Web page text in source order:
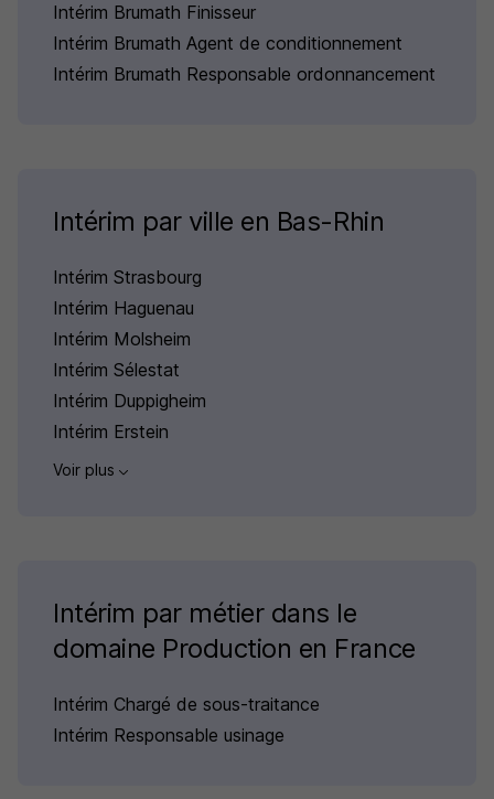
Intérim Brumath Finisseur
Intérim Brumath Agent de conditionnement
Intérim Brumath Responsable ordonnancement
Intérim par ville en Bas-Rhin
Intérim Strasbourg
Intérim Haguenau
Intérim Molsheim
Intérim Sélestat
Intérim Duppigheim
Intérim Erstein
Voir plus
Intérim par métier dans le
domaine Production en France
Intérim Chargé de sous-traitance
Intérim Responsable usinage